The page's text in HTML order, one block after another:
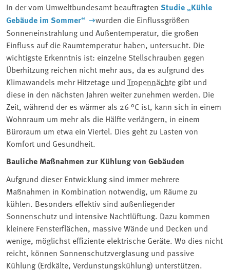
In der vom Umweltbundesamt beauftragten Studie „Kühle
Gebäude im Sommer“
wurden die Einflussgrößen
Sonneneinstrahlung und Außentemperatur, die großen
Einfluss auf die Raumtemperatur haben, untersucht. Die
wichtigste Erkenntnis ist: einzelne Stellschrauben gegen
Überhitzung reichen nicht mehr aus, da es aufgrund des
Klimawandels mehr Hitzetage und Tropennächte gibt und
diese in den nächsten Jahren weiter zunehmen werden. Die
Zeit, während der es wärmer als 26 °C ist, kann sich in einem
Wohnraum um mehr als die Hälfte verlängern, in einem
Büroraum um etwa ein Viertel. Dies geht zu Lasten von
Komfort und Gesundheit.
Bauliche Maßnahmen zur Kühlung von Gebäuden
Aufgrund dieser Entwicklung sind immer mehrere
Maßnahmen in Kombination notwendig, um Räume zu
kühlen. Besonders effektiv sind außenliegender
Sonnenschutz und intensive Nachtlüftung. Dazu kommen
kleinere Fensterflächen, massive Wände und Decken und
wenige, möglichst effiziente elektrische Geräte. Wo dies nicht
reicht, können Sonnenschutzverglasung und passive
Kühlung (Erdkälte, Verdunstungskühlung) unterstützen.